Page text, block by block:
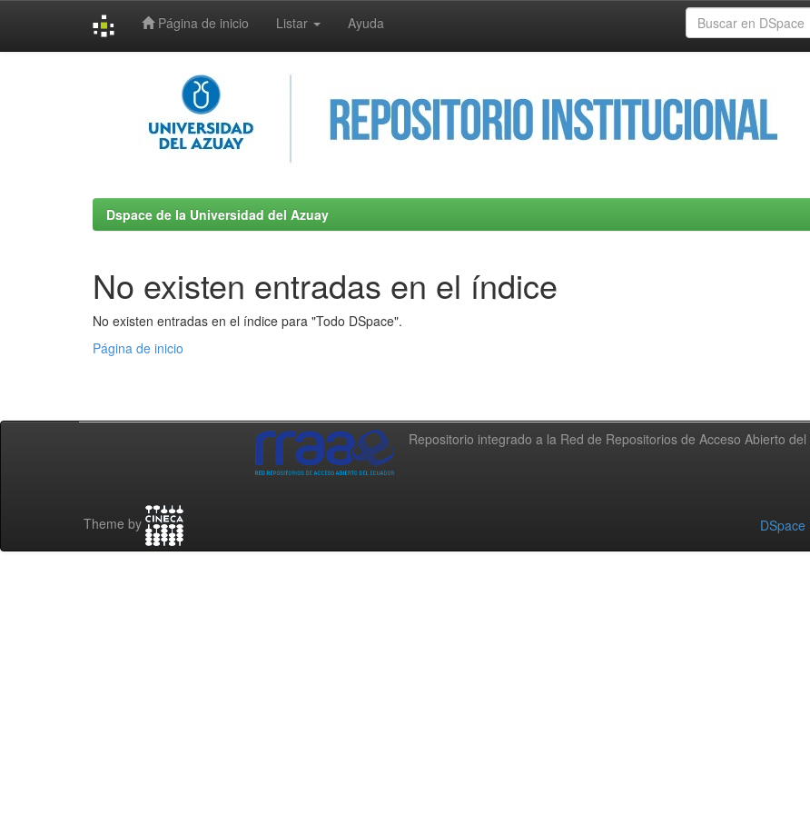
Página de inicio Listar Ayuda
Dspace de la Universidad del Azuay
No existen entradas en el índice
No existen entradas en el índice para "Todo DSpace".
Página de inicio
Repositorio integrado a la Red de Repositorios de Acceso Abierto
Theme by DSpace